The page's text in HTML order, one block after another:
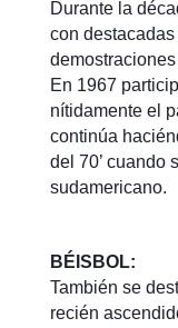
Durante la
con
En 1967
nítidamente el
continúa
del 70’ cuando
sudamericano.
BÉISBOL:
También se
recién